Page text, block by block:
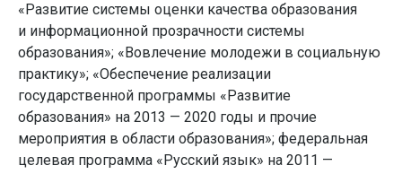
«Развитие системы оценки качества образования
и информационной прозрачности системы
образования»; «Вовлечение молодежи в социальную
практику»; «Обеспечение реализации
государственной программы «Развитие
образования» на 2013 — 2020 годы и прочие
мероприятия в области образования»; федеральная
целевая программа «Русский язык» на 2011 —